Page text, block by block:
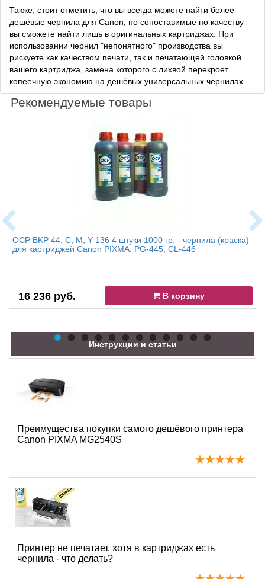
Также, стоит отметить, что вы всегда можете найти более
дешёвые чернила для Canon, но сопоставимые по качеству
вы сможете найти лишь в оригинальных картриджах. При
использовании чернил "непонятного" производства вы
рискуете как качеством печати, так и печатающей головкой
вашего картриджа, замена которого с лихвой перекроет
копеечную экономию на дешёвых универсальных чернилах.
Рекомендуемые товары
OCP BKP 44, C, M, Y 136 4 штуки 1000 гр. - чернила (краска)
для картриджей Canon PIXMA: PG-445, CL-446
16 236 руб. В корзину
Инструкции и статьи
Преимущества покупки самого дешёвого принтера
Canon PIXMA MG2540S
Принтер не печатает, хотя в картриджах есть
чернила - что делать?